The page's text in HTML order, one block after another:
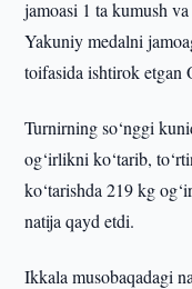
jamoasi 1 ta kumush
Yakuniy medalni
toifasida ishtirok
Turnirning so‘nggi
og‘irlikni ko‘tarib,
ko‘tarishda 219 kg
natija qayd etdi.
Ikkala musobaqadagi